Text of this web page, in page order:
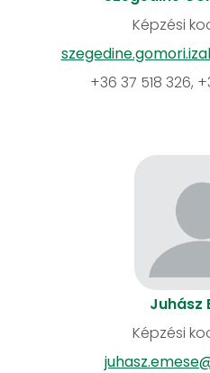
Képzési
+36 37 518 326,
Juhász
Képzési